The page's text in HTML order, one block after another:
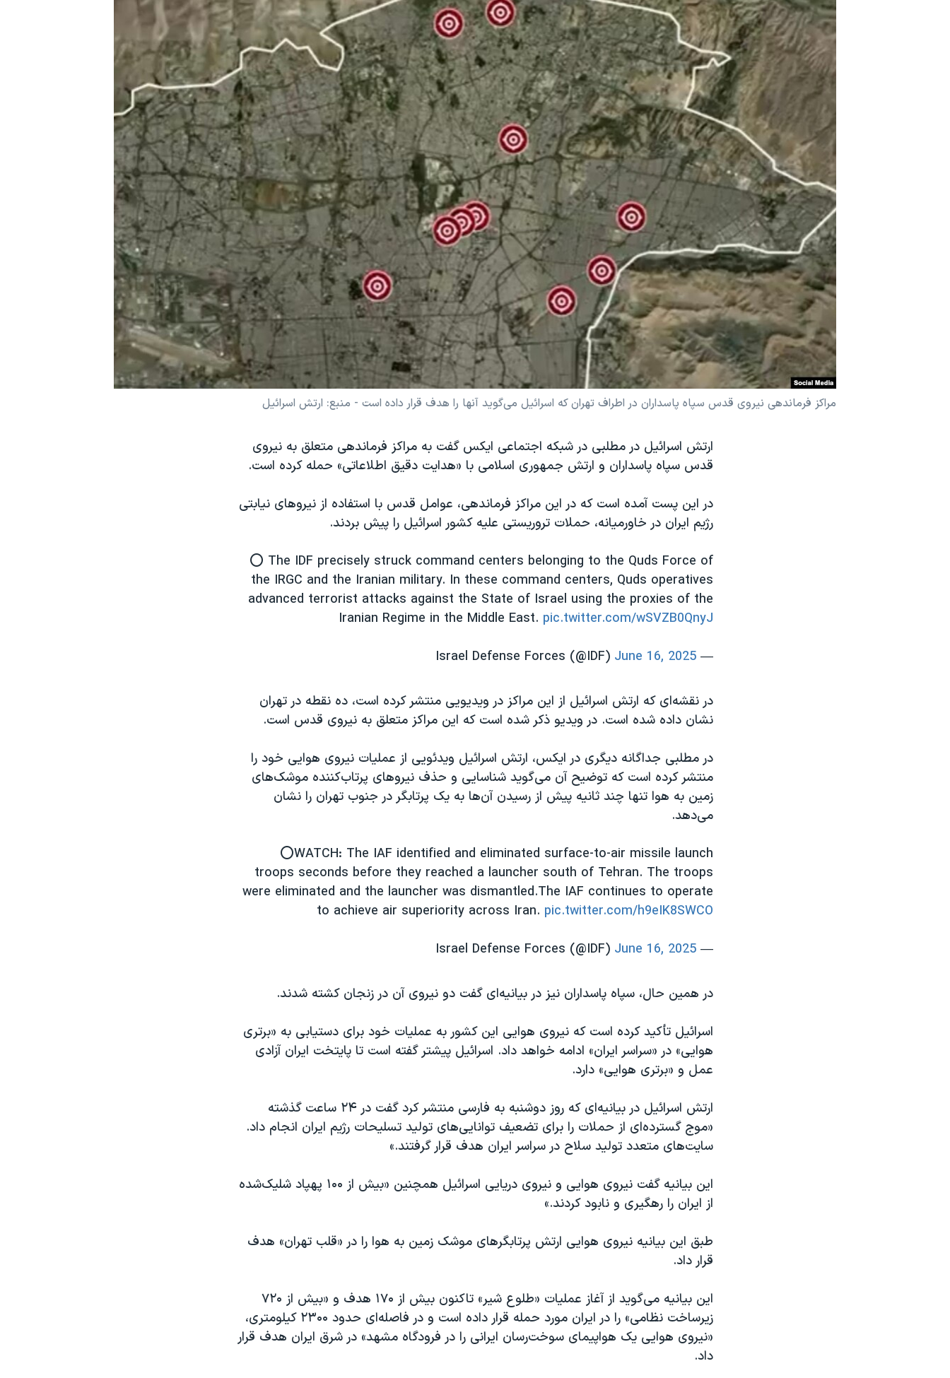
انتخابات ریاست جمهوری آمریکا ۲۰۲۴
حمله جمهوری اسلامی به اسرائیل
اعتراضات زن، زندگی، آزادی
مجموعه مستندهای دادخواهی
چهل سال گروگان‌گیری
قانون شفافیت دارائی کادر رهبری ایران
اعتراضات مردمی آبان ۹۸
نرگس محمدی برنده جایزه نوبل صلح
همایش محافظه‌کاران آمریکا «سی‌پک»
سفر پرزیدنت ترامپ به چینمراکز فرماندهی نیروی قدس سپاه پاسداران در اطراف تهران که اسرائیل می‌گوید آنها را هدف قرار داده است - منبع: ارتش اسرائيل
ارتش اسرائیل در مطلبی در شبکه اجتماعی ایکس گفت به مراکز فرماندهی متعلق به نیروی
قدس سپاه پاسداران و ارتش جمهوری اسلامی با «هدایت دقیق اطلاعاتی» حمله کرده است.
در این پست آمده است که در این مراکز فرماندهی، عوامل قدس با استفاده از نیروهای نیابتی
رژیم ایران در خاورمیانه، حملات تروریستی علیه کشور اسرائیل را پیش بردند.
⭕️ The IDF precisely struck command centers belonging to the Quds Force of
the IRGC and the Iranian military. In these command centers, Quds operatives
advanced terrorist attacks against the State of Israel using the proxies of the
Iranian Regime in the Middle East. pic.twitter.com/wSVZB0QnyJ
— Israel Defense Forces (@IDF)
June 16, 2025
در نقشه‌ای که ارتش اسرائیل از این مراکز در ویدیویی منتشر کرده است، ده نقطه در تهران
نشان داده شده است. در ویدیو ذکر شده است که این مراکز متعلق به نیروی قدس است.
در مطلبی جداگانه دیگری در ایکس، ارتش اسرائیل ویدئویی از عملیات نیروی هوایی خود را
منتشر کرده است که توضیح آن می‌گوید شناسایی و حذف نیروهای پرتاب‌کننده‌ موشک‌های
زمین به هوا تنها چند ثانیه پیش از رسیدن آن‌ها به یک پرتابگر در جنوب تهران را نشان
می‌‌دهد.
⭕️WATCH: The IAF identified and eliminated surface-to-air missile launch
troops seconds before they reached a launcher south of Tehran. The troops
were eliminated and the launcher was dismantled.The IAF continues to operate
to achieve air superiority across Iran. pic.twitter.com/h9eIK8SWCO
— Israel Defense Forces (@IDF)
June 16, 2025
در همین حال، سپاه پاسداران نیز در بیانیه‌ای گفت دو نیروی آن در زنجان کشته شدند.
اسرائیل تأکید کرده است که نیروی هوایی این کشور به عملیات خود برای دستیابی به «برتری
هوایی» در «سراسر ایران» ادامه خواهد داد. اسرائيل پیشتر گفته است تا پایتخت ایران آزادی
عمل و «برتری هوایی» دارد.
ارتش اسرائيل در بیانیه‌ای که روز دوشنبه به فارسی منتشر کرد گفت در ۲۴ ساعت گذشته
«موج گسترده‌ای از حملات را برای تضعیف توانایی‌های تولید تسلیحات رژیم ایران انجام داد.
سایت‌های متعدد تولید سلاح در سراسر ایران هدف قرار گرفتند.»
این بیانیه گفت نیروی هوایی و نیروی دریایی اسرائيل همچنین «بیش از ۱۰۰ پهپاد شلیک‌شده
از ایران را رهگیری و نابود کردند.»
طبق این بیانیه نیروی هوایی ارتش پرتابگرهای موشک زمین به هوا را در «قلب تهران» هدف
قرار داد.
این بیانیه می‌گوید از آغاز عملیات «طلوع شیر» تاکنون بیش از ۱۷۰ هدف و «بیش از ۷۲۰
زیرساخت نظامی» را در ایران مورد حمله قرار داده است و در فاصله‌ای حدود ۲۳۰۰ کیلومتری،
«نیروی هوایی یک هواپیمای سوخت‌رسان ایرانی را در فرودگاه مشهد» در شرق ایران هدف قرار
داد.